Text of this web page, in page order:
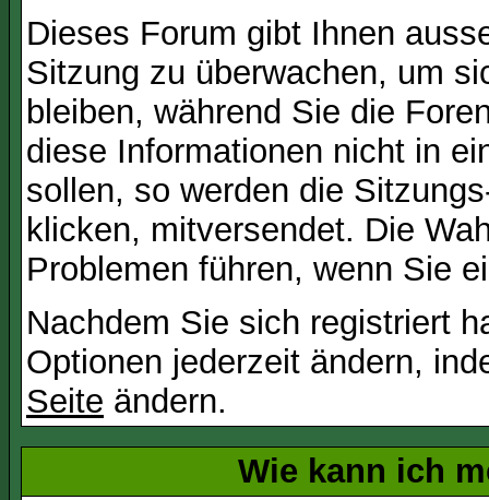
Dieses Forum gibt Ihnen
Sitzung zu überwachen, um
bleiben, während Sie die
diese Informationen nicht in
sollen, so werden die
klicken, mitversendet. Die
Problemen führen, wenn Sie
Nachdem Sie sich registriert
Optionen jederzeit ändern,
Seite ändern.
Wie kann ich